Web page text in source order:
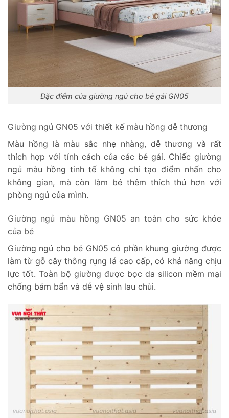
Đặc điểm của giường ngủ cho bé gái GN05
Giường ngủ GN05 với thiết kế màu hồng dễ thương
Màu hồng là màu sắc nhẹ nhàng, dễ thương và rất
thích hợp với tính cách của các bé gái. Chiếc giường
ngủ màu hồng tinh tế không chỉ tạo điểm nhấn cho
không gian, mà còn làm bé thêm thích thú hơn với
phòng ngủ của mình.
Giường ngủ màu hồng GN05 an toàn cho sức khỏe
của bé
Giường ngủ cho bé GN05 có phần khung giường được
làm từ gỗ cây thông rụng lá cao cấp, có khả năng chịu
lực tốt. Toàn bộ giường được bọc da silicon mềm mại
chống bám bẩn và dễ vệ sinh lau chùi.